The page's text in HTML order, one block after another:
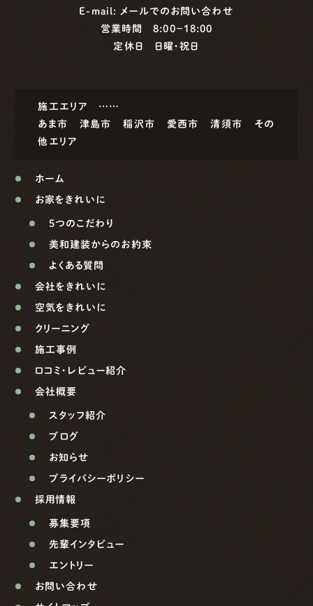
E-mail: メールでのお問い合わせ
営業時間 8:00−18:00
定休日 日曜・祝日
施工エリア ……
あま市
津島市 稲沢市 愛西市 清須市
その
他エリア
ホーム
お家をきれいに
5つのこだわり
美和建装からのお約束
よくある質問
会社をきれいに
空気をきれいに
クリーニング
施工事例
口コミ・レビュー紹介
会社概要
スタッフ紹介
ブログ
お知らせ
プライバシーポリシー
採用情報
募集要項
先輩インタビュー
エントリー
お問い合わせ